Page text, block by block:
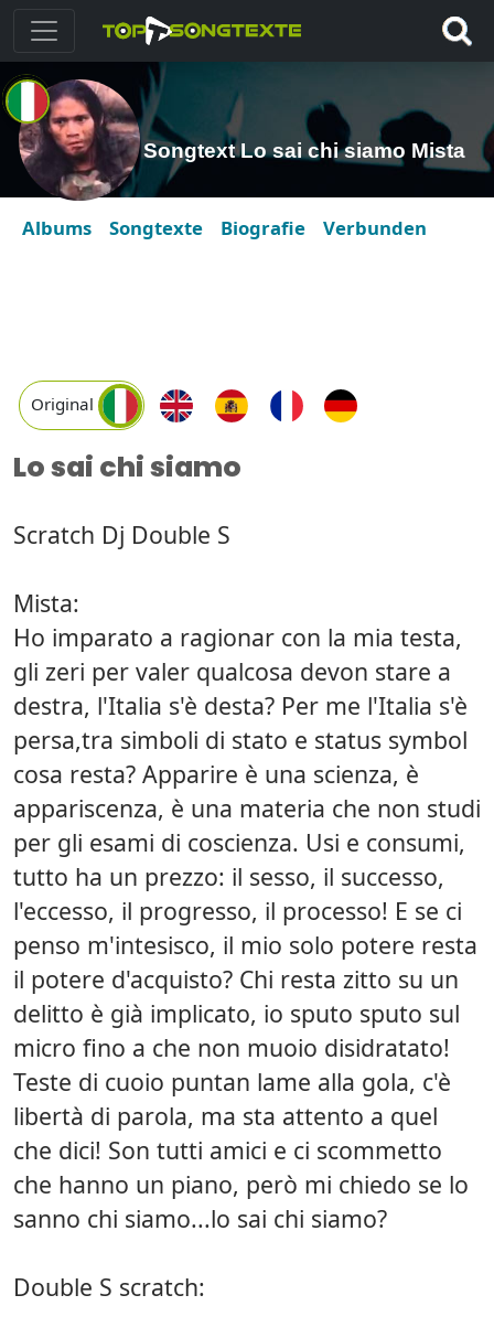
Songtext Lo sai chi siamo Mista
Albums Songtexte Biografie Verbunden
Original
Lo sai chi siamo
Scratch Dj Double S
Mista:
Ho imparato a ragionar con la mia testa,
gli zeri per valer qualcosa devon stare a
destra, l'Italia s'è desta? Per me l'Italia s'è
persa,tra simboli di stato e status symbol
cosa resta? Apparire è una scienza, è
appariscenza, è una materia che non studi
per gli esami di coscienza. Usi e consumi,
tutto ha un prezzo: il sesso, il successo,
l'eccesso, il progresso, il processo! E se ci
penso m'intesisco, il mio solo potere resta
il potere d'acquisto? Chi resta zitto su un
delitto è già implicato, io sputo sputo sul
micro fino a che non muoio disidratato!
Teste di cuoio puntan lame alla gola, c'è
libertà di parola, ma sta attento a quel
che dici! Son tutti amici e ci scommetto
che hanno un piano, però mi chiedo se lo
sanno chi siamo...lo sai chi siamo?
Double S scratch: